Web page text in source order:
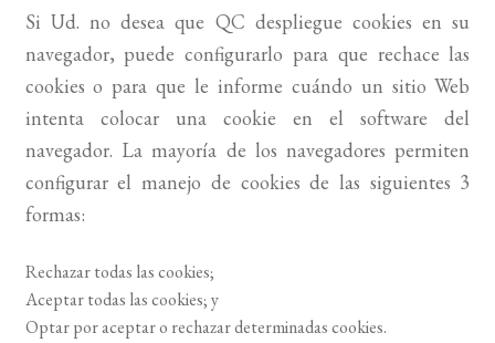
Si Ud. no desea que QC despliegue cookies en su
navegador, puede configurarlo para que rechace las
cookies o para que le informe cuándo un sitio Web
intenta colocar una cookie en el software del
navegador. La mayoría de los navegadores permiten
configurar el manejo de cookies de las siguientes 3
formas:
Rechazar todas las cookies;
Aceptar todas las cookies; y
Optar por aceptar o rechazar determinadas cookies.